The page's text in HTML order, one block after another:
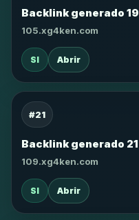
Backlink generado 19
105.xg4ken.com
SI Abrir
#21
Backlink generado 21
109.xg4ken.com
SI Abrir